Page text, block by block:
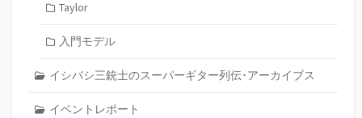
Taylor
入門モデル
イシバシ三銃士のスーパーギター列伝･アーカイブス
イベントレポート